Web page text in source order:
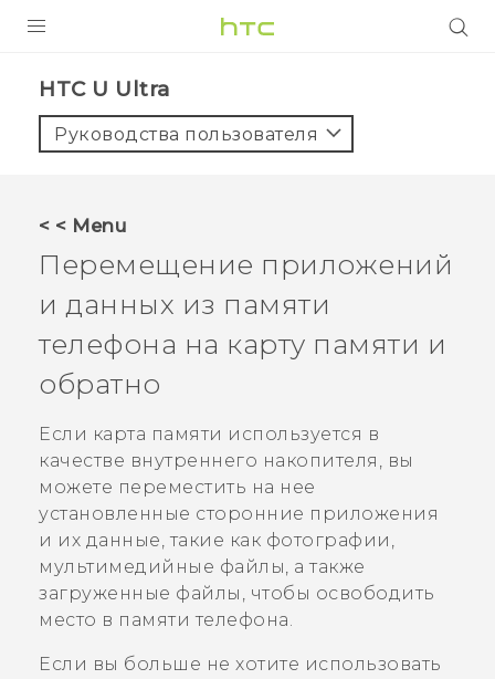
5G
VIVERSE
ПОДДЕРЖКА
HTC U Ultra‎
Руководства пользователя
< < Menu
Перемещение приложений
и данных из памяти
телефона на карту памяти и
обратно
Если карта памяти используется в
качестве внутреннего накопителя, вы
можете переместить на нее
установленные сторонние приложения
и их данные, такие как фотографии,
мультимедийные файлы, а также
загруженные файлы, чтобы освободить
место в памяти телефона.
Если вы больше не хотите использовать